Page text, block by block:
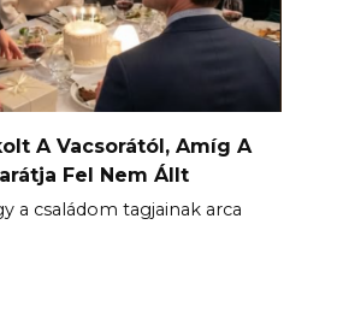
A Vacsorától, Amíg A
Fel Nem Állt
a családom tagjainak arca